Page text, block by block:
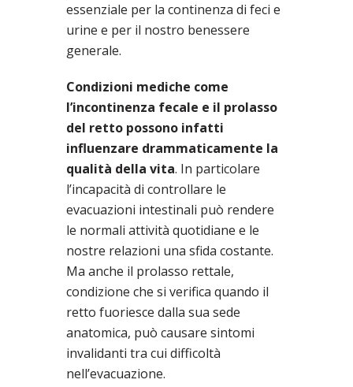
essenziale per la continenza di feci e
urine e per il nostro benessere
generale.
Condizioni mediche come
l’incontinenza fecale e il prolasso
del retto possono infatti
influenzare drammaticamente la
qualità della vita. In particolare
l’incapacità di controllare le
evacuazioni intestinali può rendere
le normali attività quotidiane e le
nostre relazioni una sfida costante.
Ma anche il prolasso rettale,
condizione che si verifica quando il
retto fuoriesce dalla sua sede
anatomica, può causare sintomi
invalidanti tra cui difficoltà
nell’evacuazione.